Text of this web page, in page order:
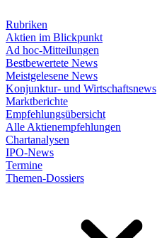
Rubriken
Aktien im Blickpunkt
Ad hoc-Mitteilungen
Bestbewertete News
Meistgelesene News
Konjunktur- und Wirtschaftsnews
Marktberichte
Empfehlungsübersicht
Alle Aktienempfehlungen
Chartanalysen
IPO-News
Termine
Themen-Dossiers